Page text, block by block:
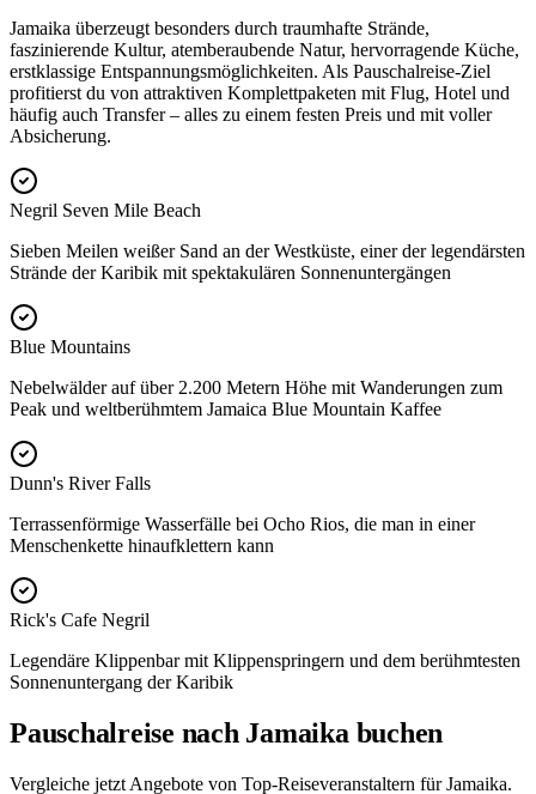
Jamaika überzeugt besonders durch traumhafte Strände,
faszinierende Kultur, atemberaubende Natur, hervorragende Küche,
erstklassige Entspannungsmöglichkeiten. Als Pauschalreise-Ziel
profitierst du von attraktiven Komplettpaketen mit Flug, Hotel und
häufig auch Transfer – alles zu einem festen Preis und mit voller
Absicherung.
Negril Seven Mile Beach
Sieben Meilen weißer Sand an der Westküste, einer der legendärsten
Strände der Karibik mit spektakulären Sonnenuntergängen
Blue Mountains
Nebelwälder auf über 2.200 Metern Höhe mit Wanderungen zum
Peak und weltberühmtem Jamaica Blue Mountain Kaffee
Dunn's River Falls
Terrassenförmige Wasserfälle bei Ocho Rios, die man in einer
Menschenkette hinaufklettern kann
Rick's Cafe Negril
Legendäre Klippenbar mit Klippenspringern und dem berühmtesten
Sonnenuntergang der Karibik
Pauschalreise nach Jamaika buchen
Vergleiche jetzt Angebote von Top-Reiseveranstaltern für Jamaika.